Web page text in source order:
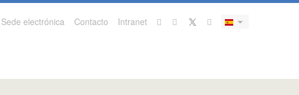
Sede electrónica Contacto Intranet